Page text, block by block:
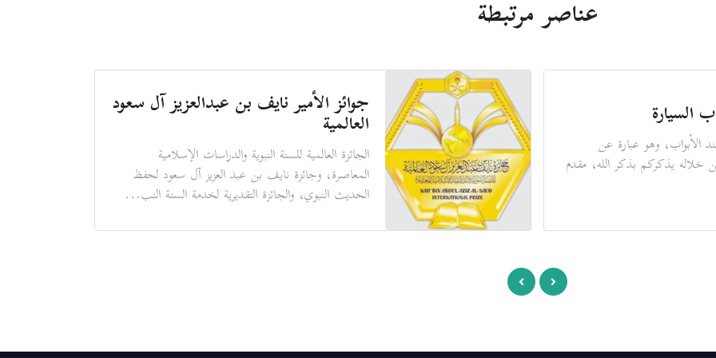
عناصر مرتبطة
السيارة
الأبواب، وهو عبارة عن
خلاله يذكركم بذكر الله، مقدم
جوائز الأمير نايف بن عبدالعزيز آل سعود
العالمية
الجائزة العالمية للسنة النبوية والدراسات الإسلامية
المعاصرة، وجائزة نايف بن عبد العزيز آل سعود لحفظ
الحديث النبوي، والجائزة التقديرية لخدمة السنة النب...